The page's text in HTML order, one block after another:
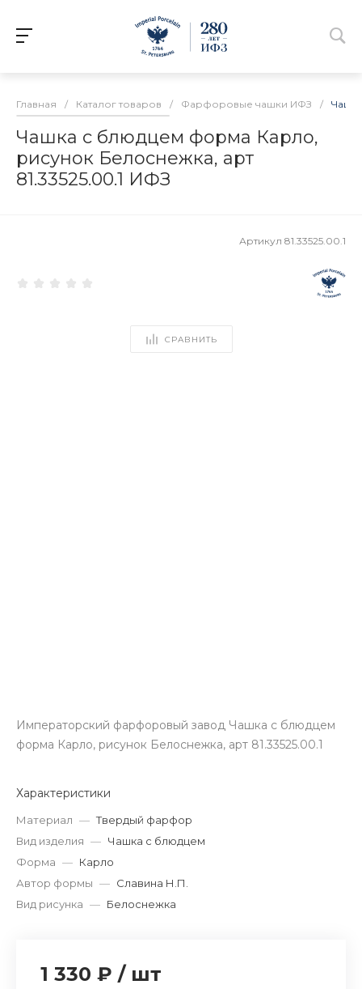
Главная / Каталог товаров / Фарфоровые чашки ИФЗ /
Чашка с блюдцем форма Карло,
рисунок Белоснежка, арт
81.33525.00.1 ИФЗ
Артикул 81.33525.00.1
СРАВНИТЬ
Императорский фарфоровый завод Чашка с блюдцем
форма Карло, рисунок Белоснежка, арт 81.33525.00.1
Характеристики
Материал — Твердый фарфор
Вид изделия — Чашка с блюдцем
Форма — Карло
Автор формы — Славина Н.П.
Вид рисунка — Белоснежка
1 330 ₽ / шт